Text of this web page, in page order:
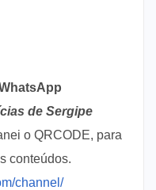
de Sergipe
o QRCODE, para
conteúdos.
channel/